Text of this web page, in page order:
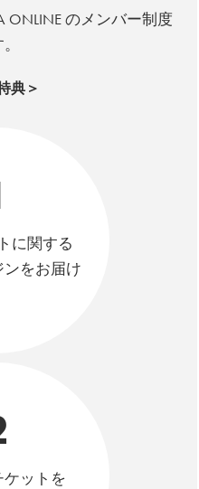
ONLINE のメンバー制度
典＞
に関する
ンをお届け
ットを